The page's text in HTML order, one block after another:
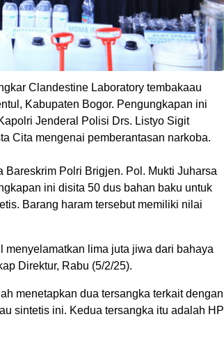
Clandestine Laboratory tembakaau
Kabupaten Bogor. Pengungkapan ini
Jenderal Polisi Drs. Listyo Sigit
Cita mengenai pemberantasan narkoba.
Bareskrim Polri Brigjen. Pol. Mukti Juharsa
ini disita 50 dus bahan baku untuk
Barang haram tersebut memiliki nilai
menyelamatkan lima juta jiwa dari bahaya
Direktur, Rabu (5/2/25).
menetapkan dua tersangka terkait dengan
sintetis ini. Kedua tersangka itu adalah HP